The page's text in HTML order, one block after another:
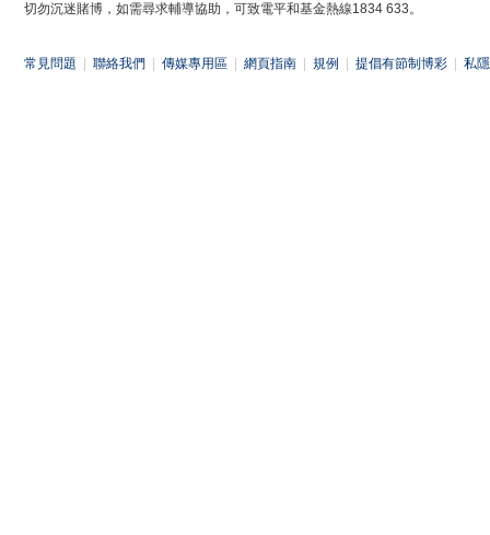
切勿沉迷賭博，如需尋求輔導協助，可致電平和基金熱線1834 633。
常見問題 聯絡我們 傳媒專用區 網頁指南 規例 提倡有節制博彩 私